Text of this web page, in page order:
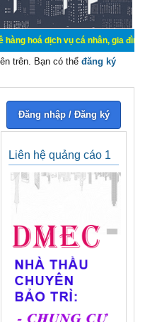
vụ cá nhân, gia đình. Mua
trên. Bạn có thể đăng ký
Đăng nhập / Đăng ký
Liên hệ quảng cáo 1